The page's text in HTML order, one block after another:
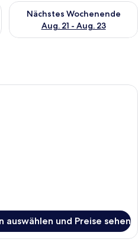
dieses Wochenende, Aug. 14
Nächstes Wochenende
Aug. 21 - Aug. 23
Überprüfe die Verfügbarkeit
Ein ordentlich bezogenes Bett mit
auswählen und Preise sehen